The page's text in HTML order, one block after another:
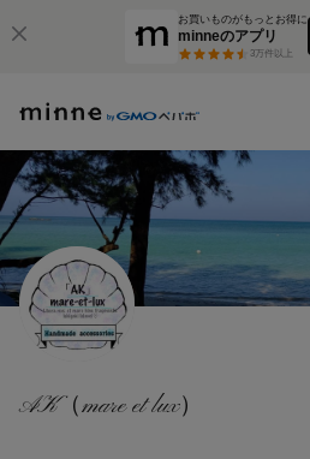
お買いものがもっとお得に
minneのアプリ
3万件以上
AK（mare et lux）